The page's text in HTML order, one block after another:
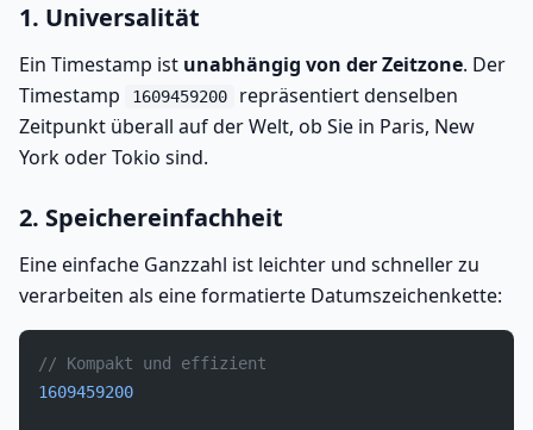
1. Universalität
Ein Timestamp ist unabhängig von der Zeitzone. Der
Timestamp
1609459200
repräsentiert denselben
Zeitpunkt überall auf der Welt, ob Sie in Paris, New
York oder Tokio sind.
2. Speichereinfachheit
Eine einfache Ganzzahl ist leichter und schneller zu
verarbeiten als eine formatierte Datumszeichenkette:
// Kompakt und effizient
1609459200